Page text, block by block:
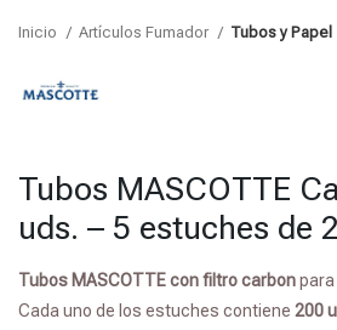
Inicio Artículos Fumador Tubos y Papel
Tubos MASCOTTE
uds. – 5 estuches de
Tubos MASCOTTE con filtro carbon
Cada uno de los estuches contiene 200